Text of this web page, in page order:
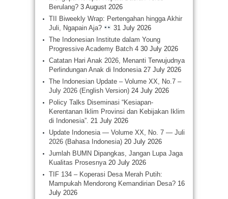
Berulang? 3 August 2026
TII Biweekly Wrap: Pertengahan hingga Akhir
Juli, Ngapain Aja?
31 July 2026
The Indonesian Institute dalam Young
Progressive Academy Batch 4 30 July 2026
Catatan Hari Anak 2026, Menanti Terwujudnya
Perlindungan Anak di Indonesia 27 July 2026
The Indonesian Update – Volume XX, No.7 –
July 2026 (English Version) 24 July 2026
Policy Talks Diseminasi “Kesiapan-
Kerentanan Iklim Provinsi dan Kebijakan Iklim
di Indonesia”. 21 July 2026
Update Indonesia — Volume XX, No. 7 — Juli
2026 (Bahasa Indonesia) 20 July 2026
Jumlah BUMN Dipangkas, Jangan Lupa Jaga
Kualitas Prosesnya 20 July 2026
TIF 134 – Koperasi Desa Merah Putih:
Mampukah Mendorong Kemandirian Desa? 16
July 2026